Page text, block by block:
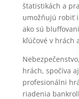
štatistikách a
umožňujú robiť
ako sú
kľúčové v hrách
hrách, spočíva
profesionálni
riadenia